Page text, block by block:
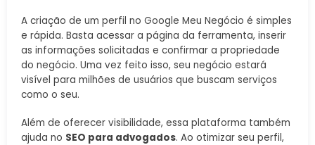
A criação de um perfil no Google Meu Negócio é simples
e rápida. Basta acessar a página da ferramenta, inserir
as informações solicitadas e confirmar a propriedade
do negócio. Uma vez feito isso, seu negócio estará
visível para milhões de usuários que buscam serviços
como o seu.
Além de oferecer visibilidade, essa plataforma também
ajuda no SEO para advogados. Ao otimizar seu perfil,